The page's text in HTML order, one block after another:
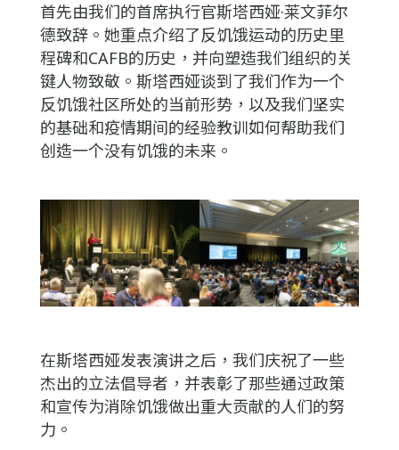
首先由我们的首席执行官斯塔西娅·莱文菲尔
德致辞。她重点介绍了反饥饿运动的历史里
程碑和CAFB的历史，并向塑造我们组织的关
键人物致敬。斯塔西娅谈到了我们作为一个
反饥饿社区所处的当前形势，以及我们坚实
的基础和疫情期间的经验教训如何帮助我们
创造一个没有饥饿的未来。
在斯塔西娅发表演讲之后，我们庆祝了一些
杰出的立法倡导者，并表彰了那些通过政策
和宣传为消除饥饿做出重大贡献的人们的努
力。